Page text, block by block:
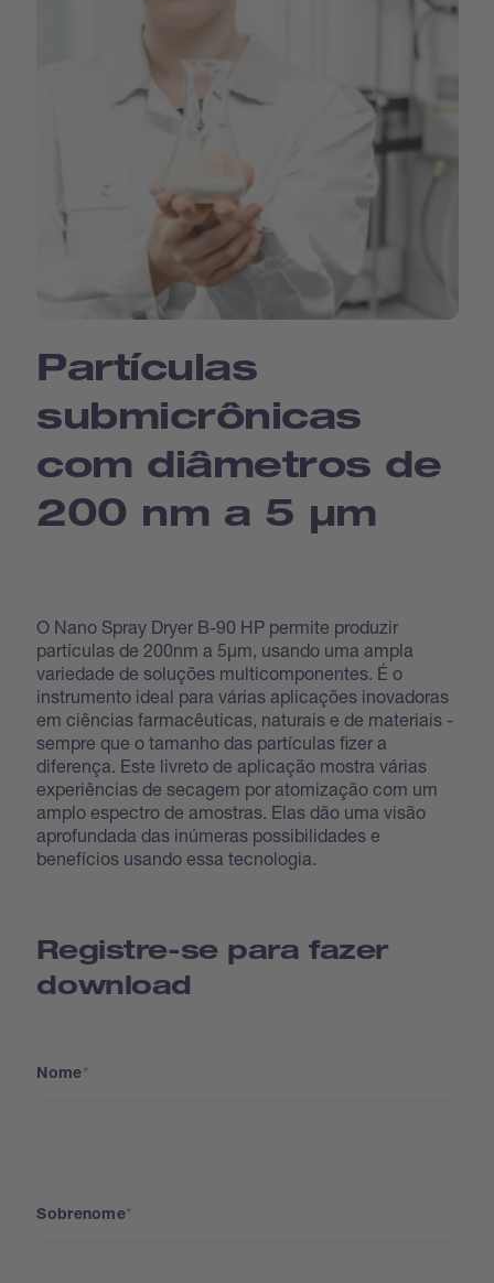
Partículas
submicrônicas
com diâmetros de
200 nm a 5 µm
O Nano Spray Dryer B-90 HP permite produzir
partículas de 200nm a 5μm, usando uma ampla
variedade de soluções multicomponentes. É o
instrumento ideal para várias aplicações inovadoras
em ciências farmacêuticas, naturais e de materiais -
sempre que o tamanho das partículas fizer a
diferença. Este livreto de aplicação mostra várias
experiências de secagem por atomização com um
amplo espectro de amostras. Elas dão uma visão
aprofundada das inúmeras possibilidades e
benefícios usando essa tecnologia.
Registre-se para fazer
download
Nome
Sobrenome